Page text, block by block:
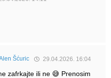
Šćuric 29.04.2026. 16:04
zafrkajte ili ne 😅 Prenosim